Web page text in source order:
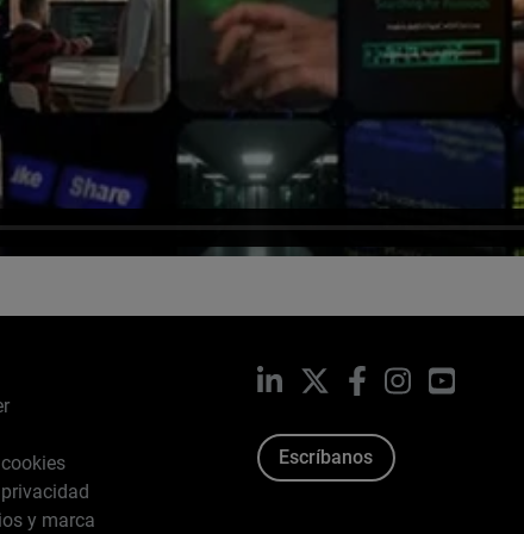
y marca
LinkedIn Facebook
Instagram
Escríbanos